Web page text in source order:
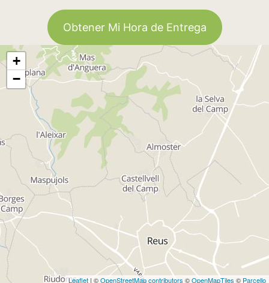
Obtener Mi Hora de Entrega
+
−
Leaflet | ©OpenStreetMap contributors ©OpenMapTiles © Parcello